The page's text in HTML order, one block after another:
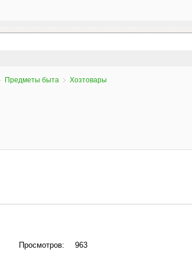
Предметы быта Хозтовары
Просмотров: 963